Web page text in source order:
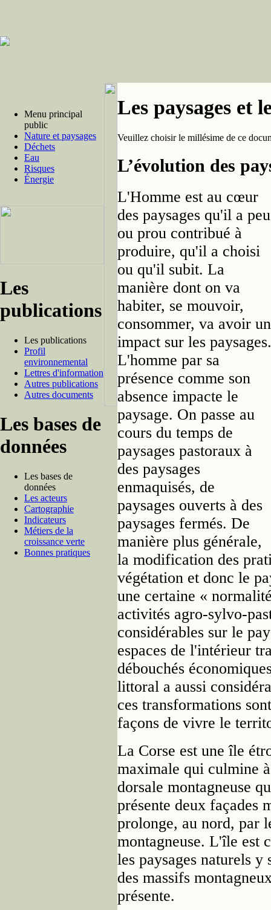
Menu principal
public
Nature et paysages
Déchets
Eau
Risques
Énergie
Les
publications
Les publications
Profil
environnemental
Lettres d'information
Autres publications
Autres documents
Les bases de
données
Les bases de
données
Les acteurs
Cartographie
Indicateurs
Métiers de la
croissance verte
Bonnes pratiques
Les paysages et
Veuillez choisir le millésime de ce
L’évolution des
L'Homme est au cœur
des paysages qu'il a peu
ou prou contribué à
produire, qu'il a choisi
ou qu'il subit. La
manière dont on va
habiter, se mouvoir,
consommer, va avoir un
impact sur les paysages.
L'homme par sa
présence comme son
absence impacte le
paysage. On passe au
cours du temps de
paysages pastoraux à
des paysages
enmaquisés, de
paysages ouverts à des
paysages fermés. De
manière plus générale,
la modification des
végétation et donc le
une certaine «
activités agro-sylvo-
considérables sur le
espaces de l'intérieur
débouchés
littoral a aussi
ces transformations
façons de vivre le
La Corse est une île
maximale qui culmine
dorsale montagneuse
présente deux façades
prolonge, au nord, par
montagneuse. L'île est
les paysages naturels
des massifs
présente.